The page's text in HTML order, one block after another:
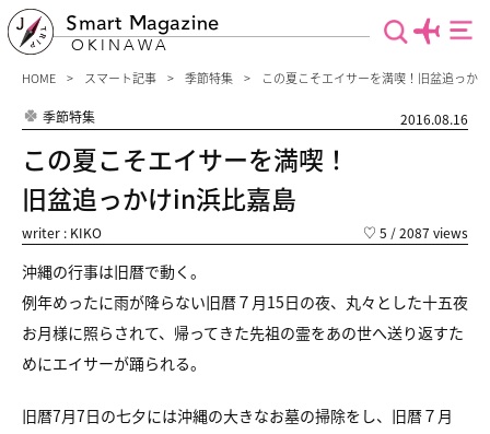
Smart Magazine
OKINAWA
HOME スマート記事 季節特集 この夏こそエイサーを満喫！旧盆追っか
季節特集 2016.08.16
この夏こそエイサーを満喫！
旧盆追っかけin浜比嘉島
writer : KIKO ♡ 5 / 2087 views
沖縄の行事は旧暦で動く。
例年めったに雨が降らない旧暦７月15日の夜、丸々とした十五夜
お月様に照らされて、帰ってきた先祖の霊をあの世へ送り返すた
めにエイサーが踊られる。
旧暦7月7日の七夕には沖縄の大きなお墓の掃除をし、旧暦７月